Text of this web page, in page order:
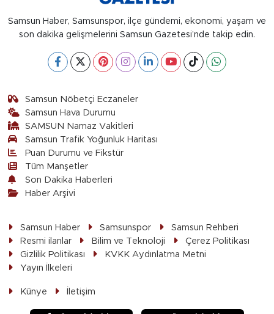
Samsun Haber, Samsunspor, ilçe gündemi, ekonomi, yaşam ve
son dakika gelişmelerini Samsun Gazetesi’nde takip edin.
Samsun Nöbetçi Eczaneler
Samsun Hava Durumu
SAMSUN Namaz Vakitleri
Samsun Trafik Yoğunluk Haritası
Puan Durumu ve Fikstür
Tüm Manşetler
Son Dakika Haberleri
Haber Arşivi
Samsun Haber Samsunspor
Samsun Rehberi
Resmi ilanlar
Bilim ve Teknoloji
Çerez Politikası
Gizlilik Politikası
KVKK Aydınlatma Metni
Yayın İlkeleri
Künye İletişim